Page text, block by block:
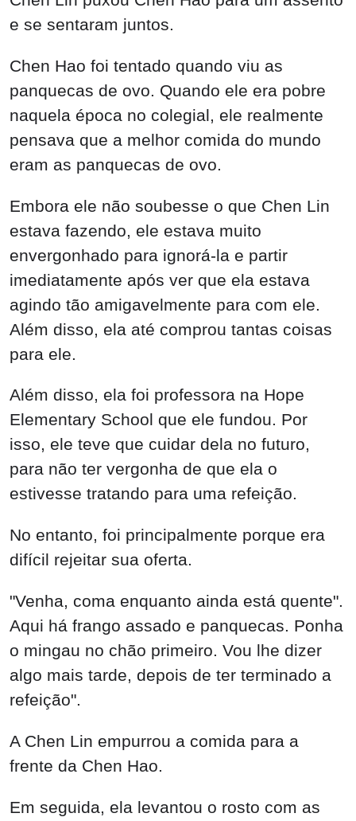
e se sentaram juntos.
Chen Hao foi tentado quando viu as
panquecas de ovo. Quando ele era pobre
naquela época no colegial, ele realmente
pensava que a melhor comida do mundo
eram as panquecas de ovo.
Embora ele não soubesse o que Chen Lin
estava fazendo, ele estava muito
envergonhado para ignorá-la e partir
imediatamente após ver que ela estava
agindo tão amigavelmente para com ele.
Além disso, ela até comprou tantas coisas
para ele.
Além disso, ela foi professora na Hope
Elementary School que ele fundou. Por
isso, ele teve que cuidar dela no futuro,
para não ter vergonha de que ela o
estivesse tratando para uma refeição.
No entanto, foi principalmente porque era
difícil rejeitar sua oferta.
"Venha, coma enquanto ainda está quente".
Aqui há frango assado e panquecas. Ponha
o mingau no chão primeiro. Vou lhe dizer
algo mais tarde, depois de ter terminado a
refeição".
A Chen Lin empurrou a comida para a
frente da Chen Hao.
Em seguida, ela levantou o rosto com as